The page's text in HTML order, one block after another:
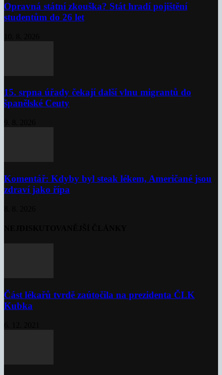
Opravná státní zkouška? Stát hradí pojištění
studentům do 26 let
15. srpna úřady čekají další vlnu migrantů do
španělské Ceuty
Komentář: Kdyby byl steak lékem, Američané jsou
zdraví jako řípa
Část lékařů tvrdě zaútočila na prezidenta ČLK
Kubka